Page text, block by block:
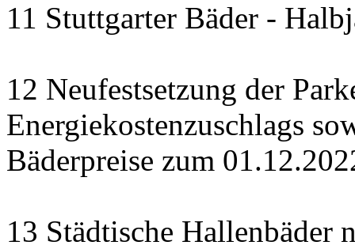
11 Stuttgarter Bäder -
12 Neufestsetzung der
Energiekostenzuschlags
Bäderpreise zum
13 Städtische Hallenbäder